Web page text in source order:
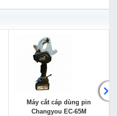
Máy cắt cáp dùng pin
Changyou EC-65M